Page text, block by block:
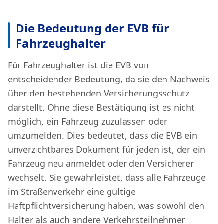
Die Bedeutung der EVB für
Fahrzeughalter
Für Fahrzeughalter ist die EVB von
entscheidender Bedeutung, da sie den Nachweis
über den bestehenden Versicherungsschutz
darstellt. Ohne diese Bestätigung ist es nicht
möglich, ein Fahrzeug zuzulassen oder
umzumelden. Dies bedeutet, dass die EVB ein
unverzichtbares Dokument für jeden ist, der ein
Fahrzeug neu anmeldet oder den Versicherer
wechselt. Sie gewährleistet, dass alle Fahrzeuge
im Straßenverkehr eine gültige
Haftpflichtversicherung haben, was sowohl den
Halter als auch andere Verkehrsteilnehmer